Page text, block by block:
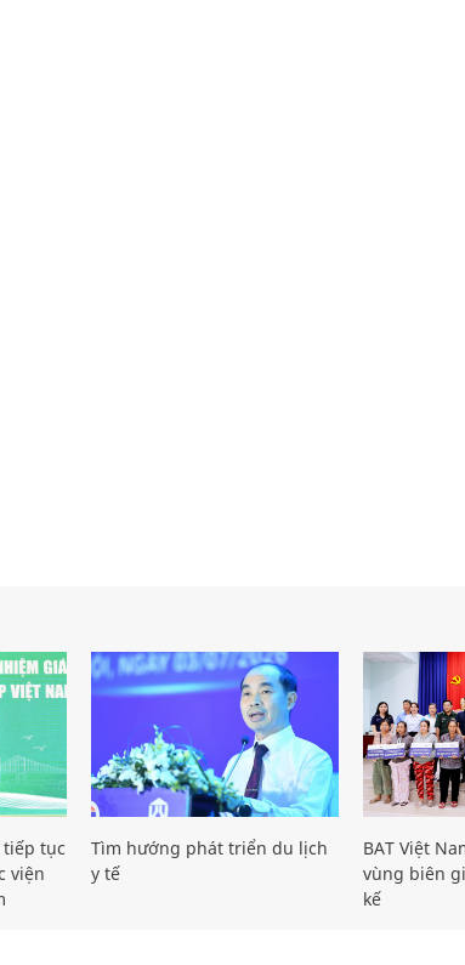
tiếp tục
viện
Tìm hướng phát triển du lịch
y tế
BAT Việt
vùng biên
kế